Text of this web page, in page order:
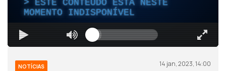
ESTE CONTEÚDO ESTÁ NESTE
MOMENTO INDISPONÍVEL
NOTÍCIAS 14 jan, 2023, 14:00